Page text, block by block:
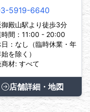
5919-6640
御殿山駅より徒歩3分
時間：11:00 - 20:00
日：なし（臨時休業・年
を除く）
材: すべて
店舗詳細・地図